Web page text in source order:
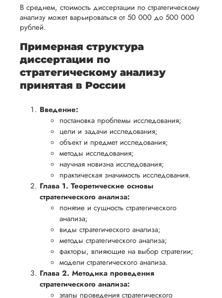
В среднем, стоимость диссертации по стратегическому
анализу может варьироваться от 50 000 до 500 000
рублей.
Примерная структура
диссертации по
стратегическому анализу
принятая в России
Введение:
постановка проблемы исследования;
цели и задачи исследования;
объект и предмет исследования;
методы исследования;
научная новизна исследования;
практическая значимость исследования.
Глава 1. Теоретические основы
стратегического анализа:
понятие и сущность стратегического
анализа;
виды стратегического анализа;
методы стратегического анализа;
факторы, влияющие на выбор стратегии;
модели стратегического анализа.
Глава 2. Методика проведения
стратегического анализа:
этапы проведения стратегического